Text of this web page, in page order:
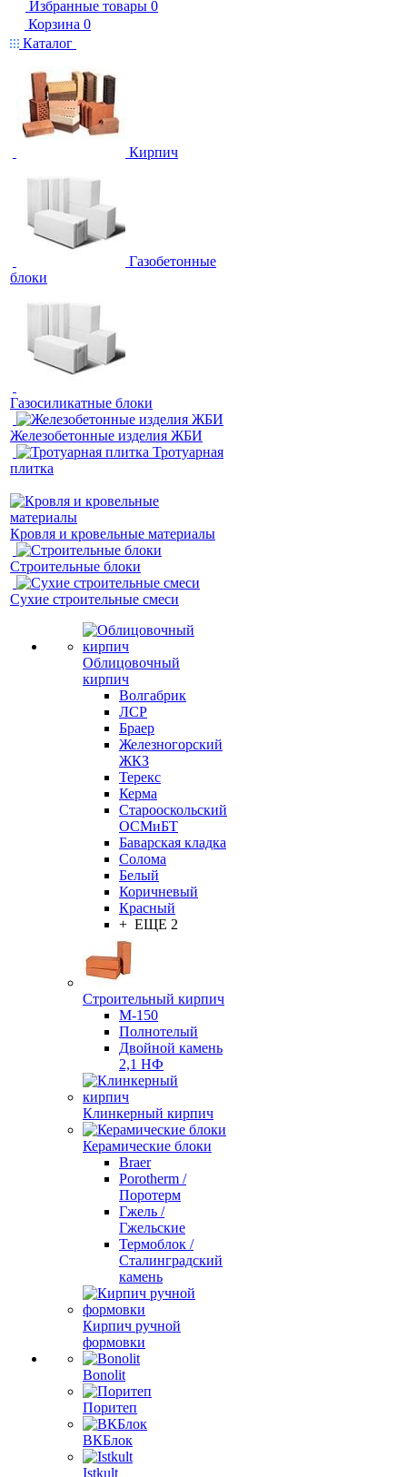
Избранные товары 0
Корзина 0
Каталог
Кирпич
Газобетонные
блоки
Газосиликатные блоки
Железобетонные изделия ЖБИ
Тротуарная
плитка
Кровля и кровельные материалы
Строительные блоки
Сухие строительные смеси
Облицовочный
кирпич
Волгабрик
ЛСР
Браер
Железногорский
ЖКЗ
Терекс
Керма
Старооскольский
ОСМиБТ
Баварская кладка
Солома
Белый
Коричневый
Красный
+ ЕЩЕ 2
Строительный кирпич
М-150
Полнотелый
Двойной камень
2,1 НФ
Клинкерный кирпич
Керамические блоки
Braer
Porotherm /
Поротерм
Гжель /
Гжельские
Термоблок /
Сталинградский
камень
Кирпич ручной
формовки
Bonolit
Поритеп
ВКБлок
Istkult